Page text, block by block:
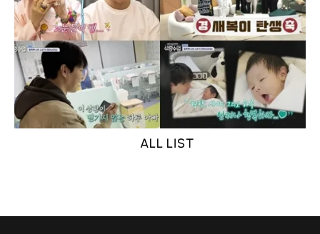
ALL LIST